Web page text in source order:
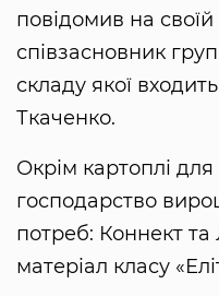
повідомив на своїй
співзасновник
складу якої
Ткаченко.
Окрім картоплі
господарство
потреб: Коннект
матеріал класу